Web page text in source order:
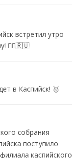
встретил утро
🏃‍♂️🇷🇺
в Каспийск! 🥇
собрания
поступило
каспийского